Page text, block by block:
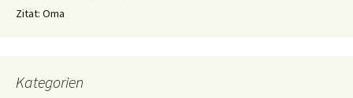
Zitat: Oma
Kategorien